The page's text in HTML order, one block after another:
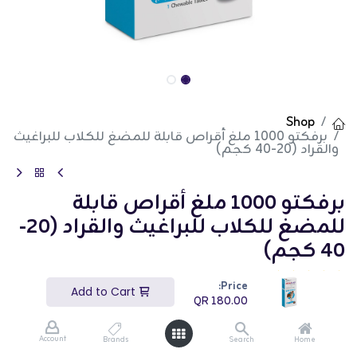
Price:
180.00
Home
Search
Brands
Account
Shop
برفكتو 1000 ملغ أقراص قابلة للمضغ للكلاب للبراغيث
والقراد (20-40 كجم)
برفكتو 1000 ملغ أقراص قابلة
للمضغ للكلاب للبراغيث والقراد (20-
40 كجم)
(تقييم 0)
أقراص برفكتو 1000 ملغ القابلة للمضغ مصممة للكلاب
التي تزن 20-40 كجم، وتوفر حماية مستمرة من البراغيث
والقراد لمدة ثلاثة أشهر بجرعة واحدة. تبدأ هذه الأقراص
ساعة، مما يوفر راحة سريعة وفعالة من الإصابات. تساعد